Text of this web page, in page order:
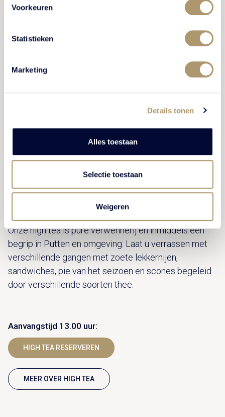
Voorkeuren
Statistieken
Marketing
Details tonen
Alles toestaan
Selectie toestaan
Weigeren
3-gangen high tea
Onweerstaanbare lekkernijen
Onze high tea is pure verwennerij en inmiddels een
begrip in Putten en omgeving. Laat u verrassen met
verschillende gangen met zoete lekkernijen,
sandwiches, pie van het seizoen en scones begeleid
door verschillende soorten thee.
Aanvangstijd 13.00 uur:
HIGH TEA RESERVEREN
MEER OVER HIGH TEA